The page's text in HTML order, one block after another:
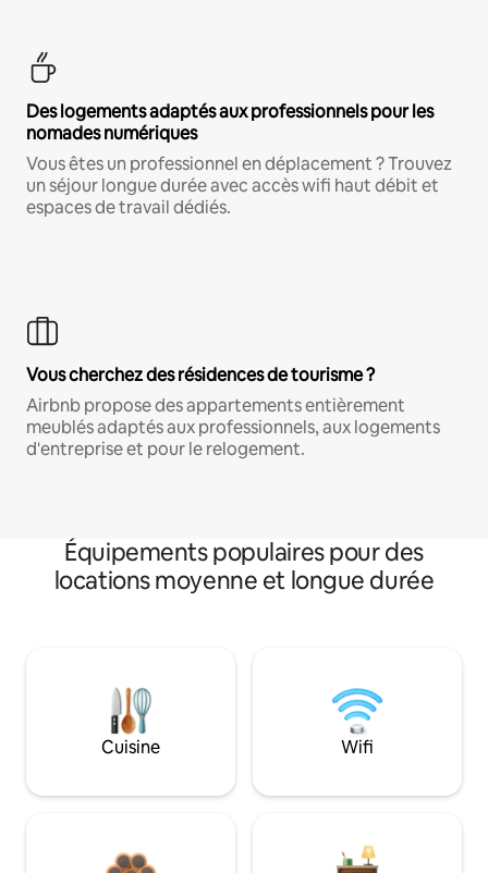
Des logements adaptés aux professionnels pour les
nomades numériques
Vous êtes un professionnel en déplacement ? Trouvez
un séjour longue durée avec accès wifi haut débit et
espaces de travail dédiés.
Vous cherchez des résidences de tourisme ?
Airbnb propose des appartements entièrement
meublés adaptés aux professionnels, aux logements
d'entreprise et pour le relogement.
Équipements populaires pour des
locations moyenne et longue durée
Cuisine Wifi